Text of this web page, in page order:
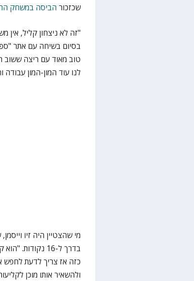
שכזכור הביסה במשחק
"זה לא ניצחון קליל,
בסיום בשיחה עם אתר
טוב מאוד עם ריצה
לנו עוד המון-המון עבודה
בדרך ל-16
כזה אז צריך לדעת לחפש
ולהשאיר אותו מוכן